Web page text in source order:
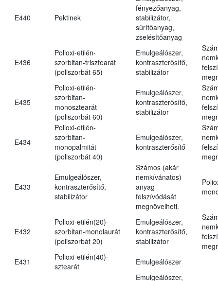
E440 Pektinek
fényezőanyag,
stabilizátor,
sűrítőanyag,
zselésítőanyag
E436
Polioxi-etilén-
szorbitan-trisztearát
(poliszorbát 65)
Emulgeálószer,
kontraszterősítő,
stabilizátor
E435
Polioxi-etilén-
szorbitan-
monosztearát
(poliszorbát 60)
Emulgeálószer,
kontraszterősítő,
stabilizátor
E434
Polioxi-etilén-
szorbitan-
monopalmitát
(poliszorbát 40)
Emulgeálószer,
kontraszterősítő
E433
Emulgeálószer,
kontraszterősítő,
stabilizátor
Számos (akár
nemkívánatos)
anyag
felszívódását
megnövelheti.
E432
Polioxi-etilén(20)-
szorbitan-monolaurát
(poliszorbát 20)
Emulgeálószer,
kontraszterősítő,
stabilizátor
E431
Polioxi-etilén(40)-
sztearát
Emulgeálószer
Emulgeálószer,